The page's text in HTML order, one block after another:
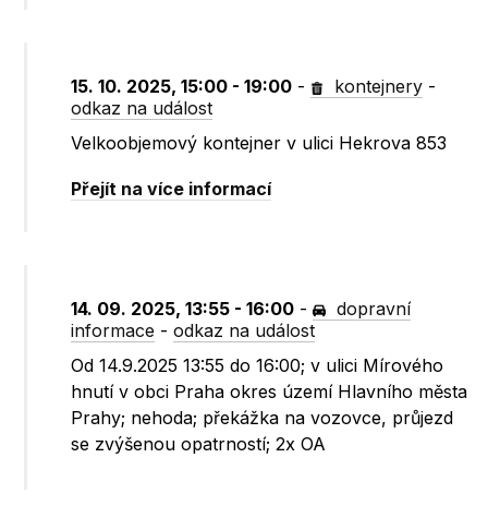
15. 10. 2025, 15:00 - 19:00 - kontejnery -
odkaz na událost
Velkoobjemový kontejner v ulici Hekrova 853
Přejít na více informací
14. 09. 2025, 13:55 - 16:00 -
dopravní
informace -odkaz na událost
Od 14.9.2025 13:55 do 16:00; v ulici Mírového
hnutí v obci Praha okres území Hlavního města
Prahy; nehoda; překážka na vozovce, průjezd
se zvýšenou opatrností; 2x OA